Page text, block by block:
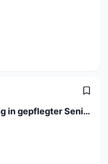
Abteilungsleitung in gepflegter Seniorenresidenz (100%)